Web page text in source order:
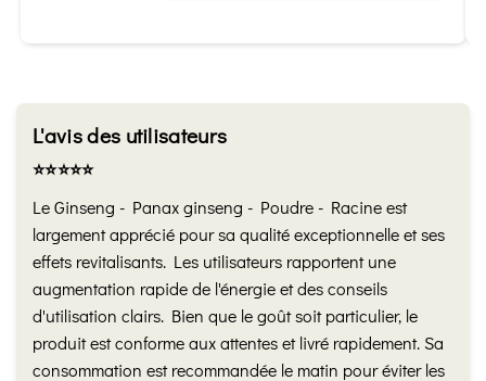
L'avis des utilisateurs
⭐️⭐️⭐️⭐️⭐️
Le Ginseng - Panax ginseng - Poudre - Racine est
largement apprécié pour sa qualité exceptionnelle et ses
effets revitalisants. Les utilisateurs rapportent une
augmentation rapide de l'énergie et des conseils
d'utilisation clairs. Bien que le goût soit particulier, le
produit est conforme aux attentes et livré rapidement. Sa
consommation est recommandée le matin pour éviter les